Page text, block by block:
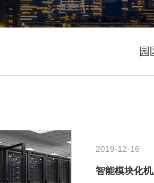
园
2019-12-16
智能模块化